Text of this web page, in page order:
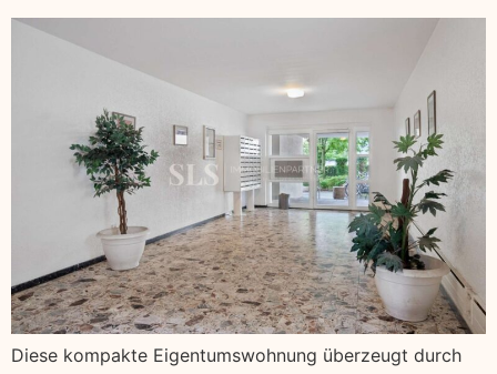
Diese kompakte Eigentumswohnung überzeugt durch